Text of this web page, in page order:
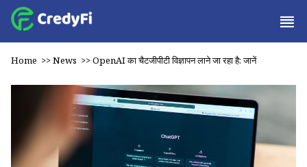
Home >>News >>OpenAI का चैटजीपीटी विज्ञापन लाने जा रहा है: जानें